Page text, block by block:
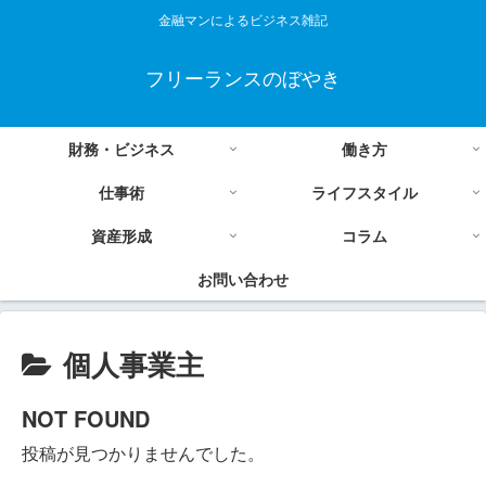
金融マンによるビジネス雑記
フリーランスのぼやき
財務・ビジネス
働き方
仕事術
ライフスタイル
資産形成
コラム
お問い合わせ
個人事業主
NOT FOUND
投稿が見つかりませんでした。